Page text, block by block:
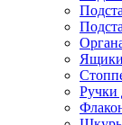
Ящики
Ручки